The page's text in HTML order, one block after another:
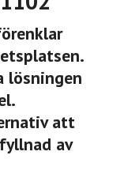
lösningen
att
av